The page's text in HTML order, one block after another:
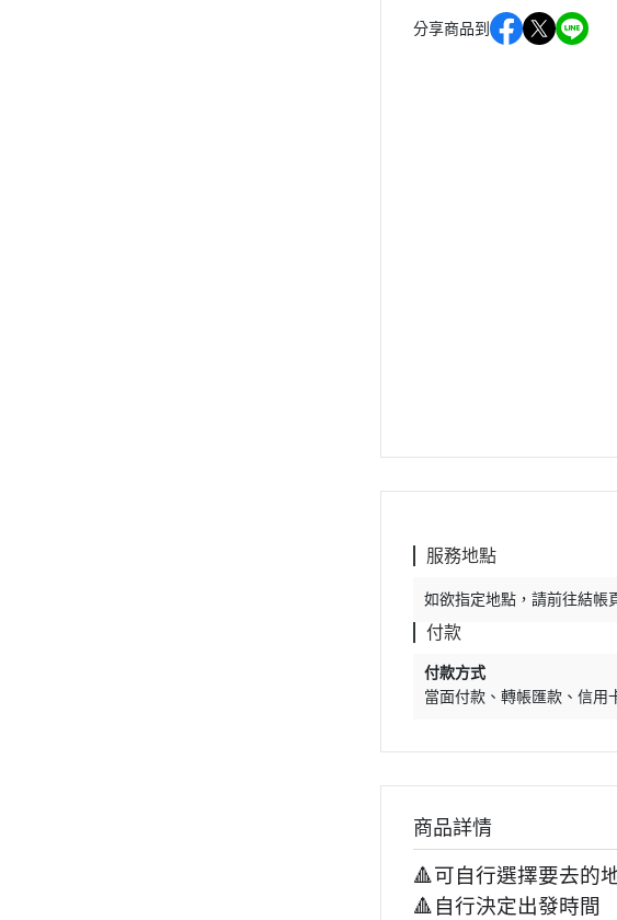
分享商品到
服務地點
如欲指定地點，請前往結帳
付款
付款方式
當面付款
轉帳匯款 信用
商品詳情
🔺可自行選擇要去的
🔺自行決定出發時間